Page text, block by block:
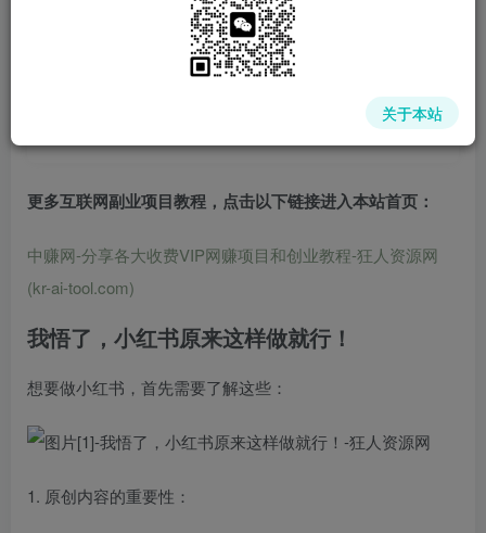
📌 1000➕互联网副业项目教程，更多网赚项目，点击以下
链接进入本站首页：
中赚网 - 分享各大收费VIP网赚项目和创业教程 - 狂人资源
更多互联网副业项目教程，点击以下链接进入本站首页 ：
中赚网-分享各大收费VIP网赚项目和创业教程-狂人资源网
(kr-ai-tool.com)
我悟了，小红书原来这样做就行！
想要做小红书，首先需要了解这些：
1. 原创内容的重要性：
关于本站